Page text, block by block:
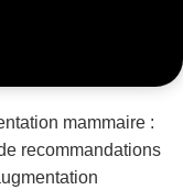
mammaire :
recommandations